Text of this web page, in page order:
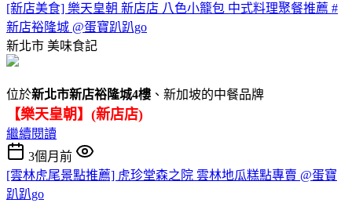
[新店美食] 樂天皇朝 新店店 八色小籠包 中式料理聚餐推薦 #
新店裕隆城 @蛋寶趴趴go
新北市 美味食記
位於新北市新店裕隆城4樓 、新加坡的中餐品牌
【樂天皇朝】(新店店)
繼續閱讀
3個月前
[雲林虎尾景點推薦] 虎珍堂森之院 雲林地瓜糕點專賣 @蛋寶
趴趴go